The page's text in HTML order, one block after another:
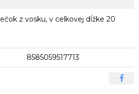
z vosku, v celkovej dĺžke 20
8585059517713